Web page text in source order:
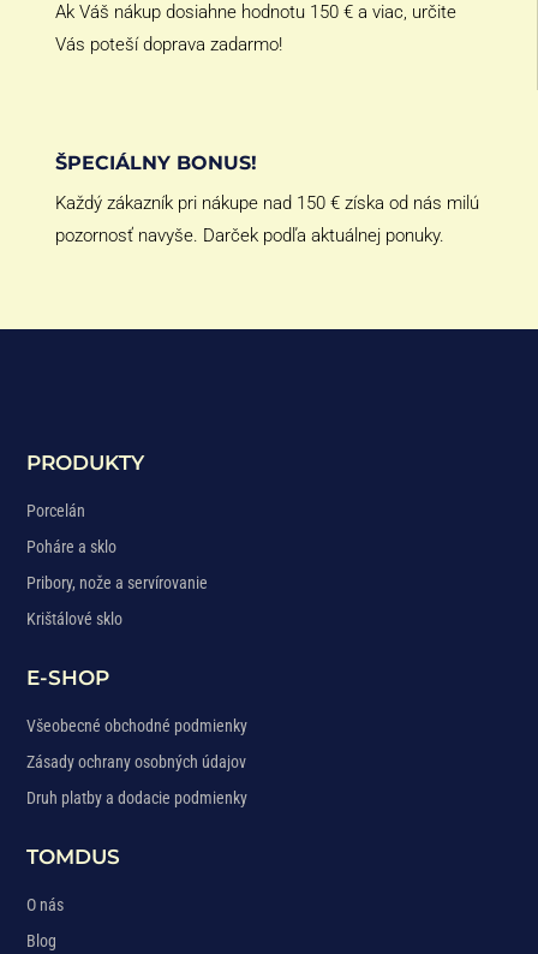
Ak Váš nákup dosiahne hodnotu 150 € a viac, určite
Vás poteší doprava zadarmo!
ŠPECIÁLNY BONUS!
Každý zákazník pri nákupe nad 150 € získa od nás milú
pozornosť navyše. Darček podľa aktuálnej ponuky.
PRODUKTY
Porcelán
Poháre a sklo
Pribory, nože a servírovanie
Krištálové sklo
E-SHOP
Všeobecné obchodné podmienky
Zásady ochrany osobných údajov
Druh platby a dodacie podmienky
TOMDUS
O nás
Blog